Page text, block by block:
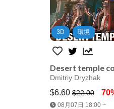
3D 環境
Desert temple
Dmitriy Dryzhak
$6.60 $22.00
08月07日 18:00 ~
Jump